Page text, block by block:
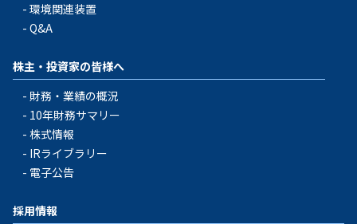
環境関連装置
Q&A
株主・投資家の皆様へ
財務・業績の概況
10年財務サマリー
株式情報
IRライブラリー
電子公告
採用情報